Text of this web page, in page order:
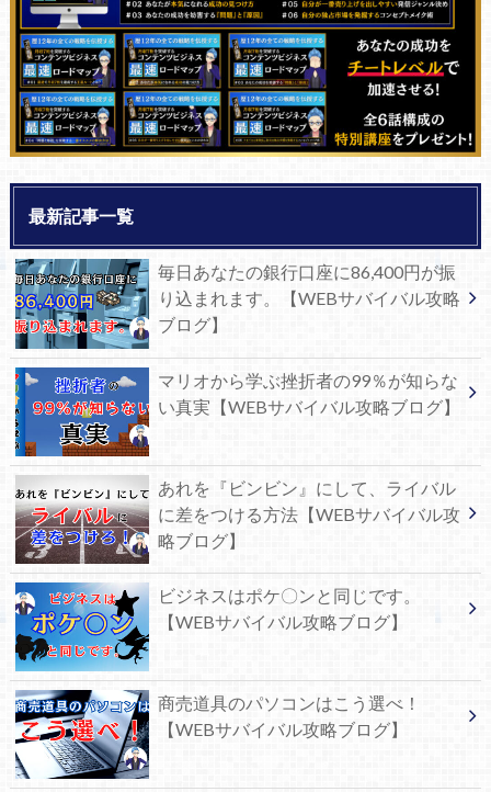
最新記事一覧
毎日あなたの銀行口座に86,400円が振
り込まれます。【WEBサバイバル攻略
ブログ】
マリオから学ぶ挫折者の99％が知らな
い真実【WEBサバイバル攻略ブログ】
あれを『ビンビン』にして、ライバル
に差をつける方法【WEBサバイバル攻
略ブログ】
ビジネスはポケ〇ンと同じです。
【WEBサバイバル攻略ブログ】
商売道具のパソコンはこう選べ！
【WEBサバイバル攻略ブログ】